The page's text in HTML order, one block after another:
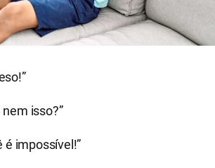
isso?”
é impossível!”